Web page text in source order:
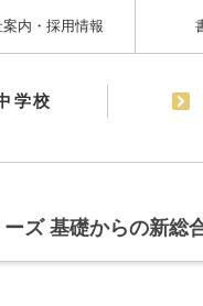
案内・採用情報
学校
ズ 基礎からの新総